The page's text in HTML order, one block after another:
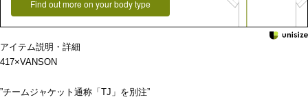
Find out more on your body type
アイテム説明・詳細
417×VANSON
”チームジャケット通称「TJ」を別注”